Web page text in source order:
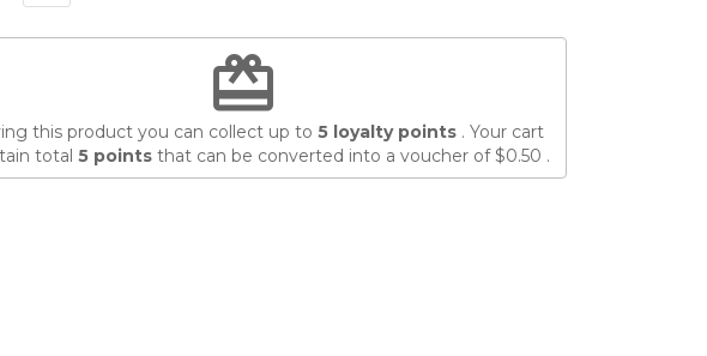
redeem
this product you can collect up to 5 loyalty points . Your cart
total 5pointsthat can be converted into a voucher of$0.50 .